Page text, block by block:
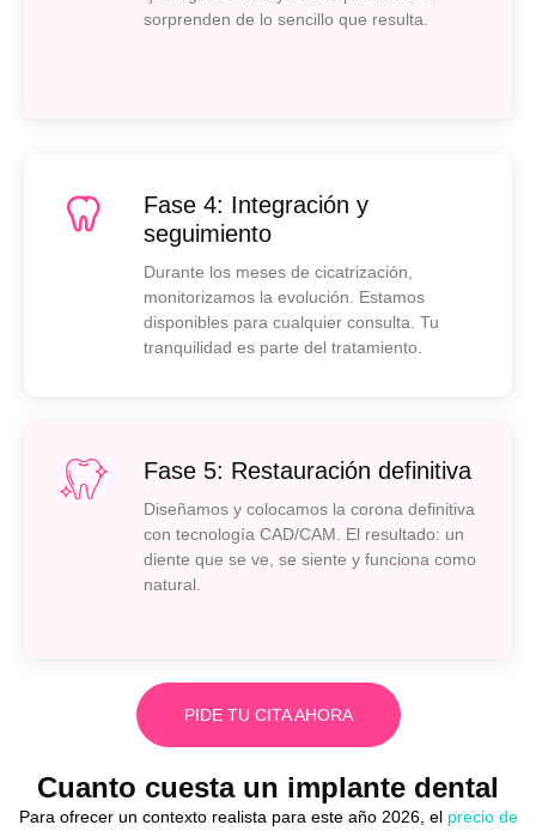
sorprenden de lo sencillo que resulta.
Fase 4: Integración y
seguimiento
Durante los meses de cicatrización,
monitorizamos la evolución. Estamos
disponibles para cualquier consulta. Tu
tranquilidad es parte del tratamiento.
Fase 5: Restauración definitiva
Diseñamos y colocamos la corona definitiva
con tecnología CAD/CAM. El resultado: un
diente que se ve, se siente y funciona como
natural.
PIDE TU CITA AHORA
Cuanto cuesta un implante dental
Para ofrecer un contexto realista para este año 2026, el precio de